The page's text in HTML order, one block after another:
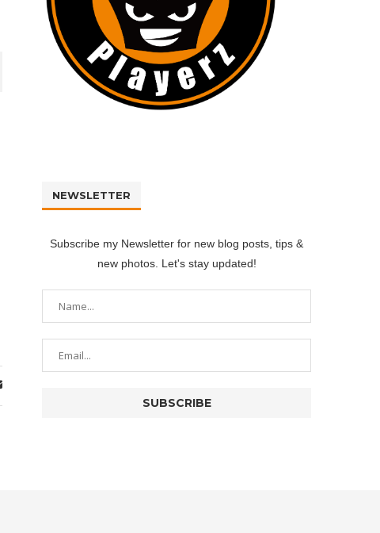
NEWSLETTER
Subscribe my Newsletter for new blog posts, tips &
new photos. Let's stay updated!